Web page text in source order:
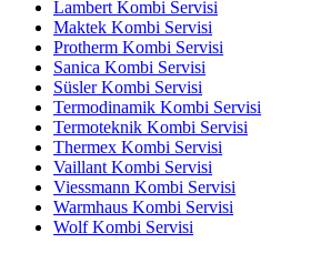
Lambert Kombi Servisi
Maktek Kombi Servisi
Protherm Kombi Servisi
Sanica Kombi Servisi
Süsler Kombi Servisi
Termodinamik Kombi Servisi
Termoteknik Kombi Servisi
Thermex Kombi Servisi
Vaillant Kombi Servisi
Viessmann Kombi Servisi
Warmhaus Kombi Servisi
Wolf Kombi Servisi